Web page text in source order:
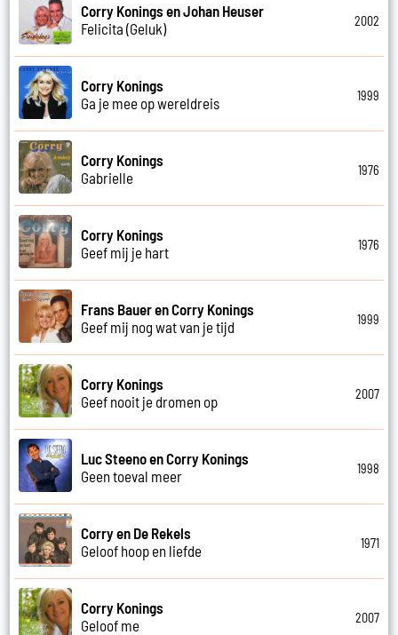
Corry Konings en Johan Heuser
Felicita (Geluk)
2002
Corry Konings
Ga je mee op wereldreis
1999
Corry Konings
Gabrielle
1976
Corry Konings
Geef mij je hart
1976
Frans Bauer en Corry Konings
Geef mij nog wat van je tijd
1999
Corry Konings
Geef nooit je dromen op
2007
Luc Steeno en Corry Konings
Geen toeval meer
1998
Corry en De Rekels
Geloof hoop en liefde
1971
Corry Konings
Geloof me
2007